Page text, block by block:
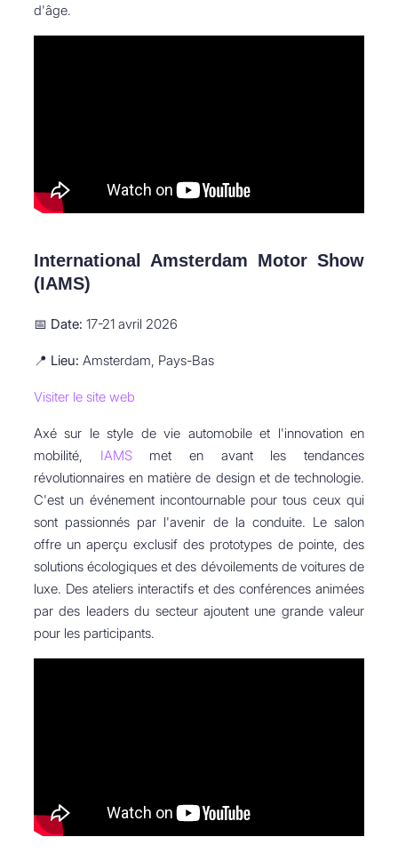
d'âge.
International Amsterdam Motor Show
(IAMS)
📅 Date: 17-21 avril 2026
📍 Lieu: Amsterdam, Pays-Bas
Visiter le site web
Axé sur le style de vie automobile et l'innovation en
mobilité, IAMSmet en avant les tendances
révolutionnaires en matière de design et de technologie.
C'est un événement incontournable pour tous ceux qui
sont passionnés par l'avenir de la conduite. Le salon
offre un aperçu exclusif des prototypes de pointe, des
solutions écologiques et des dévoilements de voitures de
luxe. Des ateliers interactifs et des conférences animées
par des leaders du secteur ajoutent une grande valeur
pour les participants.